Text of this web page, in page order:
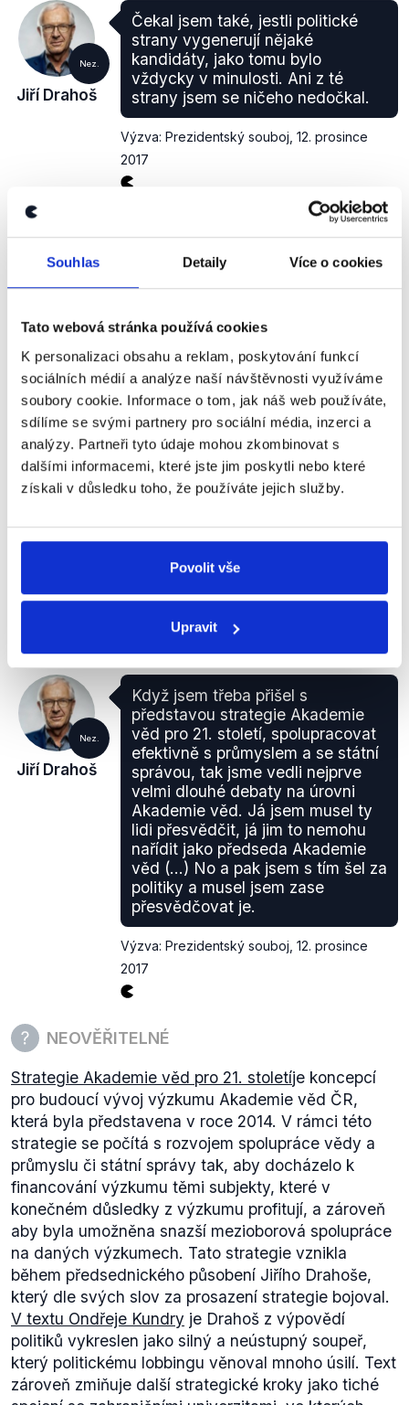
Souhlas Detaily Více o cookies
Tato webová stránka používá cookies
K personalizaci obsahu a reklam, poskytování funkcí
sociálních médií a analýze naší návštěvnosti využíváme
soubory cookie. Informace o tom, jak náš web používáte,
sdílíme se svými partnery pro sociální média, inzerci a
analýzy. Partneři tyto údaje mohou zkombinovat s
dalšími informacemi, které jste jim poskytli nebo které
získali v důsledku toho, že používáte jejich služby.
Povolit vše
Upravit
Nez.
Jiří Drahoš
Čekal jsem také, jestli politické
strany vygenerují nějaké
kandidáty, jako tomu bylo
vždycky v minulosti. Ani z té
strany jsem se ničeho nedočkal.
Výzva: Prezidentský souboj 12. prosince
2017
Jiří Drahoš svou kandidaturu na prezidenta
republikyoznámildne 28. března 2017 v
kandidaturu získal dostatečnou podporu od občanů,
když na ministerstvo vnitrapodal kandidaturu(.pdf,
str. 1 a 282) s peticí se 141 455 platnými podpisy,
přičemž dlezákonao volbě prezidenta je nutných
alespoň 50 000 podpisů. Ke sběru podpisů od
občanů nutných ke kandidatuře serozhodli také
Michal Horáček a Miloš Zeman.
Nikdo z devíti současných kandidátů na pozici
politické strany. Podporu senátorů pro svou
Miroslav Topolánek, ovšem podpisy získali napříč
politickým spektrem. Podporu mezi poslancizískali
Petr Hannig, Jiří Hynek a Vratislav Kulhánek, taktéž
napříč politickým spektrem.
Oproti první přímé volbě prezidenta v roce 2013
kandiduje pro nadcházející volbu méně kandidátů
politických stran či hnutí. V roce 2013 se volby
účastnili kandidáti těchto politických stran:Jiří
Dientsbier ml.
jako oficiální kandidát ČSSD, který
získal podporu stranických senátorů;Přemysl
jako kandidát ODS aKarel Schwarzenberg
za TOP 09, jíž tehdy předsedal – oba sbírali podpisy
stranických poslanců. Jakonezávislí kandidáti
sbírající podpisy občanů se v roce 2013 volby
zúčastnili Jana Bobošíková, Jan Fischer, Táňa
Fischerová, Vladimír Franz, Zuzana Roithová a
Nez.
Jiří Drahoš
Když jsem třeba přišel s
představou strategie Akademie
věd pro 21. století, spolupracovat
efektivně s průmyslem a se státní
správou, tak jsme vedli nejprve
velmi dlouhé debaty na úrovni
Akademie věd. Já jsem musel ty
lidi přesvědčit, já jim to nemohu
nařídit jako předseda Akademie
věd (...) No a pak jsem s tím šel za
politiky a musel jsem zase
přesvědčovat je.
Výzva: Prezidentský souboj 12. prosince
2017
NEOVĚŘITELNÉ
Strategie Akademie věd pro 21. stoletíje koncepcí
pro budoucí vývoj výzkumu Akademie věd ČR,
která byla představena v roce 2014. V rámci této
strategie se počítá s rozvojem spolupráce vědy a
průmyslu či státní správy tak, aby docházelo k
financování výzkumu těmi subjekty, které v
konečném důsledky z výzkumu profitují, a zároveň
aby byla umožněna snazší mezioborová spolupráce
na daných výzkumech. Tato strategie vznikla
během předsednického působení Jiřího Drahoše,
který dle svých slov za prosazení strategie bojoval.
V textu Ondřeje Kundry je Drahoš z výpovědí
politiků vykreslen jako silný a neústupný soupeř,
který politickému lobbingu věnoval mnoho úsilí. Text
zároveň zmiňuje další strategické kroky jako tiché